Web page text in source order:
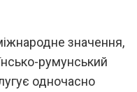
значення,
румунський
одночасно